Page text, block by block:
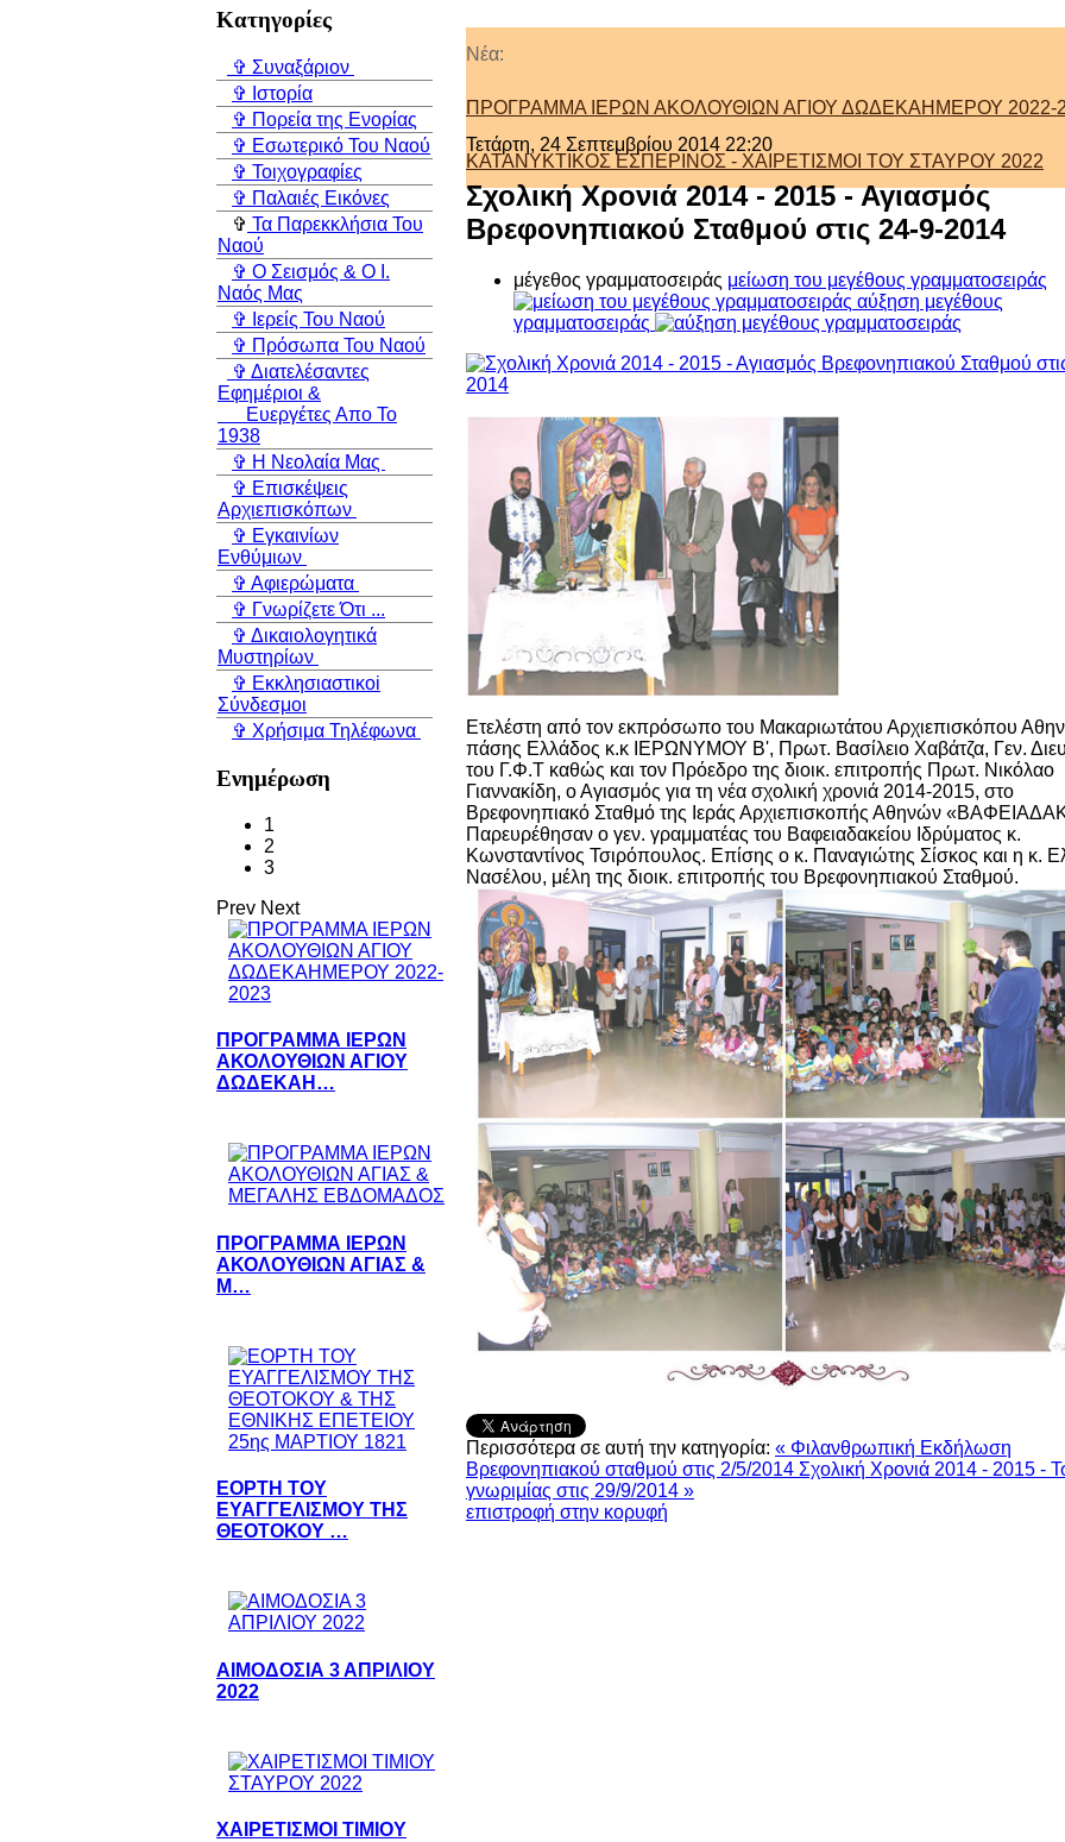
Κατηγορίες
✞ Συναξάριον
✞ Ιστορία
✞ Πορεία της Ενορίας
✞ Εσωτερικό Του Ναού
✞ Τοιχογραφίες
✞ Παλαιές Εικόνες
✞ Τα Παρεκκλήσια Του
Ναού
✞ Ο Σεισμός & Ο Ι.
Ναός Μας
✞ Ιερείς Του Ναού
✞ Πρόσωπα Του Ναού
✞ Διατελέσαντες
Εφημέριοι &
Ευεργέτες Απο Το
1938
✞ Η Νεολαία Μας
✞ Επισκέψεις
Αρχιεπισκόπων
✞ Εγκαινίων
Ενθύμιων
✞ Αφιερώματα
✞ Γνωρίζετε Ότι ...
✞ Δικαιολογητικά
Μυστηρίων
✞ Εκκλησιαστικoi
Σύνδεσμοι
✞ Χρήσιμα Τηλέφωνα
Ενημέρωση
1
2
3
Prev Next
ΠΡΟΓΡΑΜΜΑ ΙΕΡΩΝ
ΑΚΟΛΟΥΘΙΩΝ ΑΓΙΟΥ
ΔΩΔΕΚΑΗ…
ΠΡΟΓΡΑΜΜΑ ΙΕΡΩΝ
ΑΚΟΛΟΥΘΙΩΝ ΑΓΙΑΣ &
Μ…
ΕΟΡΤΗ ΤΟΥ
ΕΥΑΓΓΕΛΙΣΜΟΥ ΤΗΣ
ΘΕΟΤΟΚΟΥ …
ΑΙΜΟΔΟΣΙΑ 3 ΑΠΡΙΛΙΟΥ
2022
ΧΑΙΡΕΤΙΣΜΟΙ ΤΙΜΙΟΥ
Νέα:
ΠΡΟΓΡΑΜΜΑ ΙΕΡΩΝ ΑΚΟΛΟΥΘΙΩΝ ΑΓΙΟΥ ΔΩΔΕΚΑΗΜΕΡΟΥ 2022-
ΚΑΤΑΝΥΚΤΙΚΟΣ ΕΣΠΕΡΙΝΟΣ - ΧΑΙΡΕΤΙΣΜΟΙ ΤΟΥ ΣΤΑΥΡΟΥ 2022
Τετάρτη, 24 Σεπτεμβρίου 2014 22:20
Σχολική Χρονιά 2014 - 2015 - Αγιασμός
Βρεφονηπιακού Σταθμού στις 24-9-2014
μέγεθος γραμματοσειράς μείωση του μεγέθους γραμματοσειράς
αύξηση μεγέθους
γραμματοσειράς
Ετελέστη από τον εκπρόσωπο του Μακαριωτάτου Αρχιεπισκόπου
πάσης Ελλάδος κ.κ ΙΕΡΩΝΥΜΟΥ Β', Πρωτ. Βασίλειο Χαβάτζα, Γεν.
του Γ.Φ.Τ καθώς και τον Πρόεδρο της διοικ. επιτροπής Πρωτ. Νικόλαο
Γιαννακίδη, ο Αγιασμός για τη νέα σχολική χρονιά 2014-2015, στο
Βρεφονηπιακό Σταθμό της Ιεράς Αρχιεπισκοπής Αθηνών
Παρευρέθησαν ο γεν. γραμματέας του Βαφειαδακείου Ιδρύματος κ.
Κωνσταντίνος Τσιρόπουλος. Επίσης ο κ. Παναγιώτης Σίσκος και η κ.
Νασέλου, μέλη της διοικ. επιτροπής του Βρεφονηπιακού Σταθμού.
Περισσότερα σε αυτή την κατηγορία: « Φιλανθρωπική Εκδήλωση
Βρεφονηπιακού σταθμού στις 2/5/2014 Σχολική Χρονιά 2014 - 2015 -
γνωριμίας στις 29/9/2014 »
επιστροφή στην κορυφή